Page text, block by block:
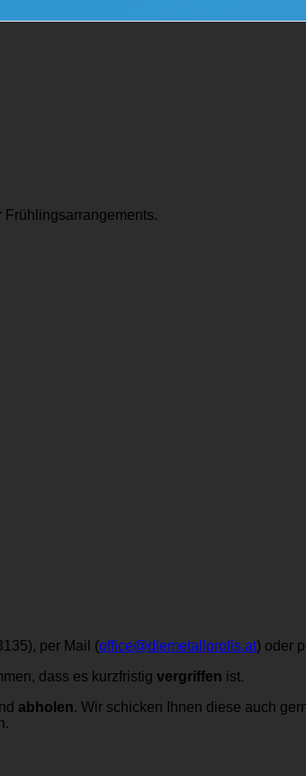
per Mail (office@diemetallprofis.at) oder
dass es kurzfristig vergriffen ist.
abholen. Wir schicken Ihnen diese auch